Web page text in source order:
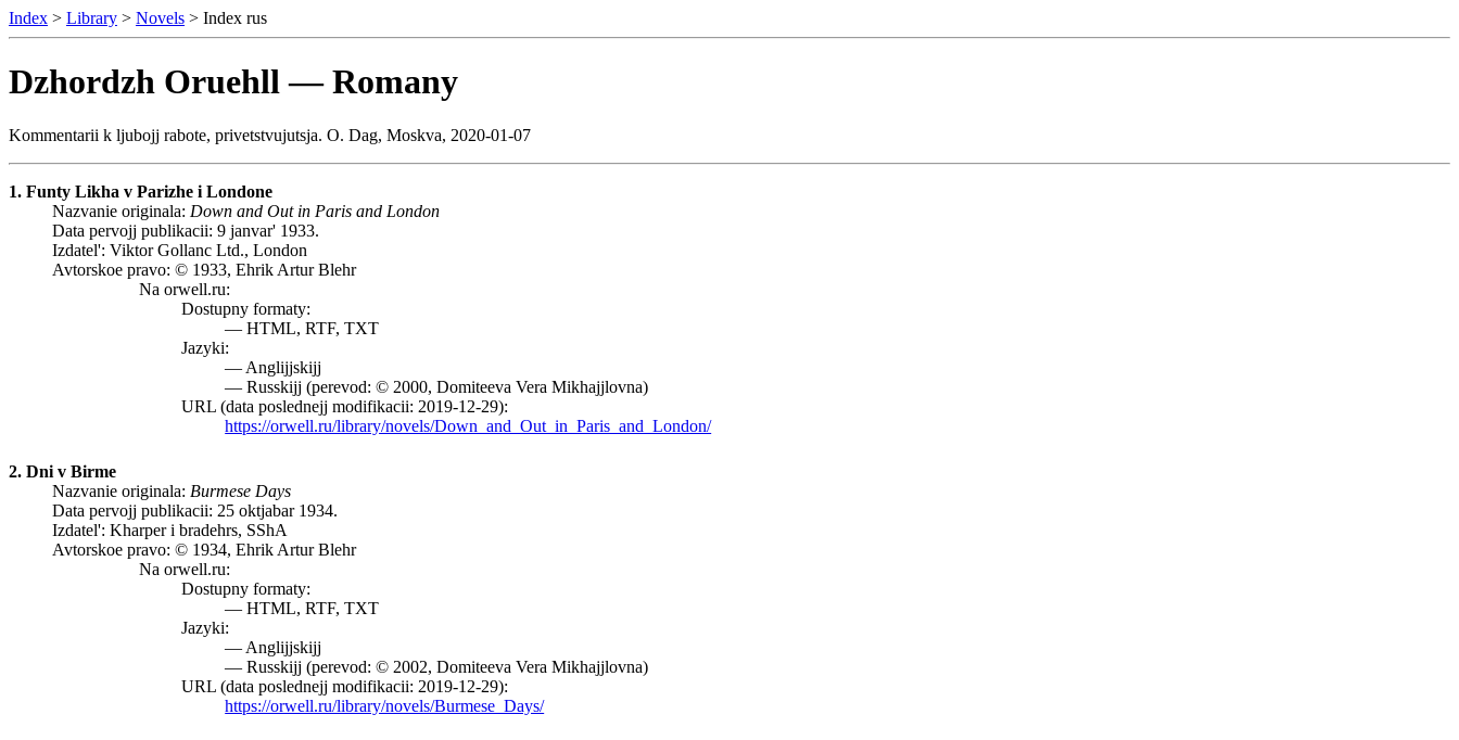
Index > Library > Novels > Index rus
Dzhordzh Oruehll — Romany
Kommentarii k ljubojj rabote, privetstvujutsja. O. Dag, Moskva, 2020-01-07
1. Funty Likha v Parizhe i Londone
Nazvanie originala: Down and Out in Paris and London
Data pervojj publikacii: 9 janvar' 1933.
Izdatel': Viktor Gollanc Ltd., London
Avtorskoe pravo: © 1933, Ehrik Artur Blehr
Na orwell.ru:
Dostupny formaty:
— HTML, RTF, TXT
Jazyki:
— Anglijjskijj
— Russkijj (perevod: © 2000, Domiteeva Vera Mikhajjlovna)
URL (data poslednejj modifikacii: 2019-12-29):
https://orwell.ru/library/novels/Down_and_Out_in_Paris_and_London/
2. Dni v Birme
Nazvanie originala: Burmese Days
Data pervojj publikacii: 25 oktjabar 1934.
Izdatel': Kharper i bradehrs, SShA
Avtorskoe pravo: © 1934, Ehrik Artur Blehr
Na orwell.ru:
Dostupny formaty:
— HTML, RTF, TXT
Jazyki:
— Anglijjskijj
— Russkijj (perevod: © 2002, Domiteeva Vera Mikhajjlovna)
URL (data poslednejj modifikacii: 2019-12-29):
https://orwell.ru/library/novels/Burmese_Days/